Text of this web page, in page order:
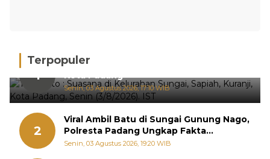
Terpopuler
1
Hujan Deras, 15 Titik Banjir Terdeteksi di
Kota Padang
Senin, 03 Agustus 2026, 17:10 WIB
2
Viral Ambil Batu di Sungai Gunung Nago,
Polresta Padang Ungkap Fakta
Sebenarnya
Senin, 03 Agustus 2026, 19:20 WIB